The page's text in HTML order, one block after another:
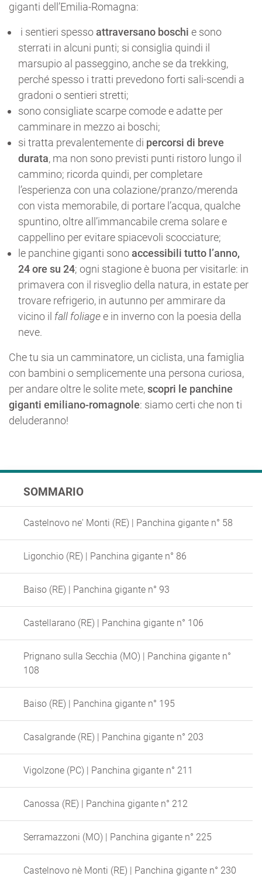
giganti dell’Emilia-Romagna:
i sentieri spesso attraversano boschi e sono
sterrati in alcuni punti; si consiglia quindi il
marsupio al passeggino, anche se da trekking,
perché spesso i tratti prevedono forti sali-scendi a
gradoni o sentieri stretti;
sono consigliate scarpe comode e adatte per
camminare in mezzo ai boschi;
si tratta prevalentemente di percorsi di breve
durata, ma non sono previsti punti ristoro lungo il
cammino; ricorda quindi, per completare
l’esperienza con una colazione/pranzo/merenda
con vista memorabile, di portare l’acqua, qualche
spuntino, oltre all’immancabile crema solare e
cappellino per evitare spiacevoli scocciature;
le panchine giganti sono accessibili tutto l’anno,
24 ore su 24; ogni stagione è buona per visitarle: in
primavera con il risveglio della natura, in estate per
trovare refrigerio, in autunno per ammirare da
vicino il fall foliagee in inverno con la poesia della
neve.
Che tu sia un camminatore, un ciclista, una famiglia
con bambini o semplicemente una persona curiosa,
per andare oltre le solite mete,scopri le panchine
giganti emiliano-romagnole: siamo certi che non ti
deluderanno!
SOMMARIO
Castelnovo ne' Monti (RE) | Panchina gigante n° 58
Ligonchio (RE) | Panchina gigante n° 86
Baiso (RE) | Panchina gigante n° 93
Castellarano (RE) | Panchina gigante n° 106
Prignano sulla Secchia (MO) | Panchina gigante n°
108
Baiso (RE) | Panchina gigante n° 195
Casalgrande (RE) | Panchina gigante n° 203
Vigolzone (PC) | Panchina gigante n° 211
Canossa (RE) | Panchina gigante n° 212
Serramazzoni (MO) | Panchina gigante n° 225
Castelnovo nè Monti (RE) | Panchina gigante n° 230